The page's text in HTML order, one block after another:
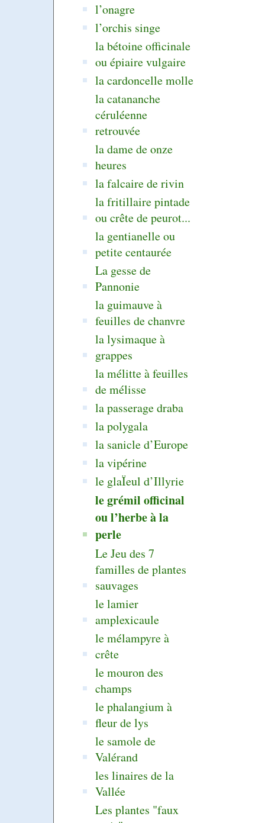
l’onagre
l’orchis singe
la bétoine officinale
ou épiaire vulgaire
la cardoncelle molle
la catananche
céruléenne
retrouvée
la dame de onze
heures
la falcaire de rivin
la fritillaire pintade
ou crête de peurot...
la gentianelle ou
petite centaurée
La gesse de
Pannonie
la guimauve à
feuilles de chanvre
la lysimaque à
grappes
la mélitte à feuilles
de mélisse
la passerage draba
la polygala
la sanicle d’Europe
la vipérine
le glaÏeul d’Illyrie
le grémil officinal
ou l’herbe à la
perle
Le Jeu des 7
familles de plantes
sauvages
le lamier
amplexicaule
le mélampyre à
crête
le mouron des
champs
le phalangium à
fleur de lys
le samole de
Valérand
les linaires de la
Vallée
Les plantes "faux